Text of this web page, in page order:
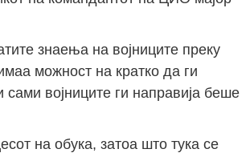
знаења на војниците преку
можност на кратко да ги
војниците ги направија беше
на обука, затоа што тука се